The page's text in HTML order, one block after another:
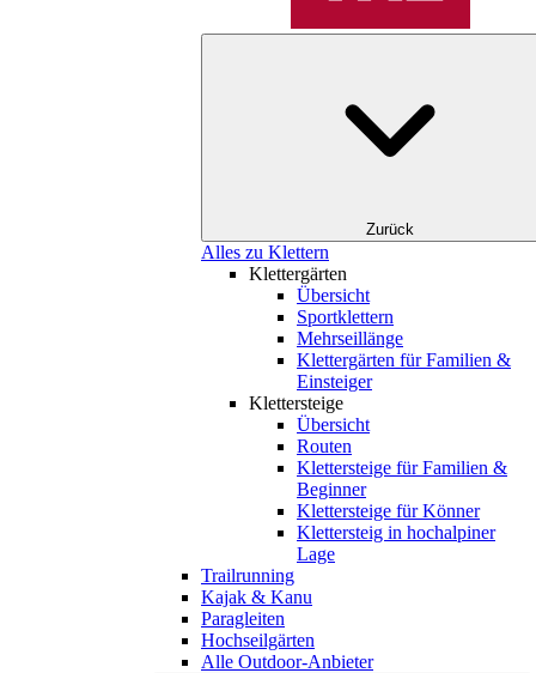
Zurück
Alles zu Klettern
Klettergärten
Übersicht
Sportklettern
Mehrseillänge
Klettergärten für Familien &
Einsteiger
Klettersteige
Übersicht
Routen
Klettersteige für Familien &
Beginner
Klettersteige für Könner
Klettersteig in hochalpiner
Lage
Trailrunning
Kajak & Kanu
Paragleiten
Hochseilgärten
Alle Outdoor-Anbieter